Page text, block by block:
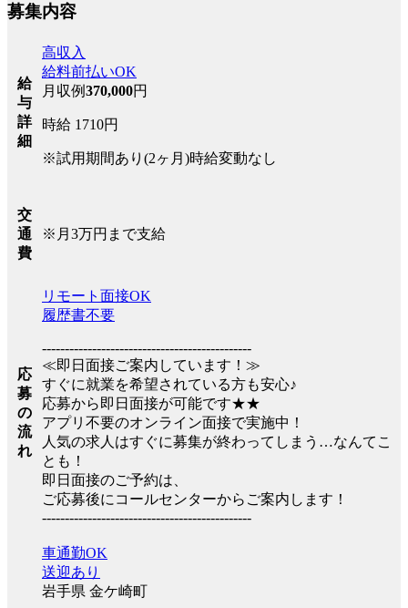
募集内容
給
与
詳
細
高収入
給料前払いOK
月収例370,000円
時給 1710円
※試用期間あり(2ヶ月)時給変動なし
交
通
費
※月3万円まで支給
応
募
の
流
れ
リモート面接OK
履歴書不要
----------------------------------------------
≪即日面接ご案内しています！≫
すぐに就業を希望されている方も安心♪
応募から即日面接が可能です★★
アプリ不要のオンライン面接で実施中！
人気の求人はすぐに募集が終わってしまう…なんてこ
とも！
即日面接のご予約は、
ご応募後にコールセンターからご案内します！
----------------------------------------------
車通勤OK
送迎あり
岩手県 金ケ崎町